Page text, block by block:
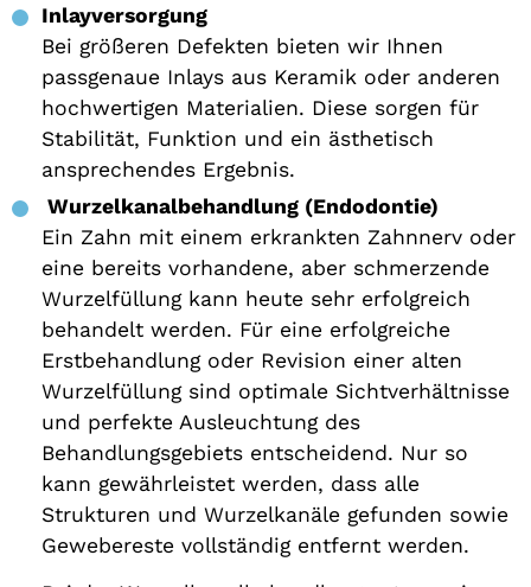
Inlayversorgung
Bei größeren Defekten bieten wir Ihnen
passgenaue Inlays aus Keramik oder anderen
hochwertigen Materialien. Diese sorgen für
Stabilität, Funktion und ein ästhetisch
ansprechendes Ergebnis.
Wurzelkanalbehandlung (Endodontie)
Ein Zahn mit einem erkrankten Zahnnerv oder
eine bereits vorhandene, aber schmerzende
Wurzelfüllung kann heute sehr erfolgreich
behandelt werden. Für eine erfolgreiche
Erstbehandlung oder Revision einer alten
Wurzelfüllung sind optimale Sichtverhältnisse
und perfekte Ausleuchtung des
Behandlungsgebiets entscheidend. Nur so
kann gewährleistet werden, dass alle
Strukturen und Wurzelkanäle gefunden sowie
Gewebereste vollständig entfernt werden.